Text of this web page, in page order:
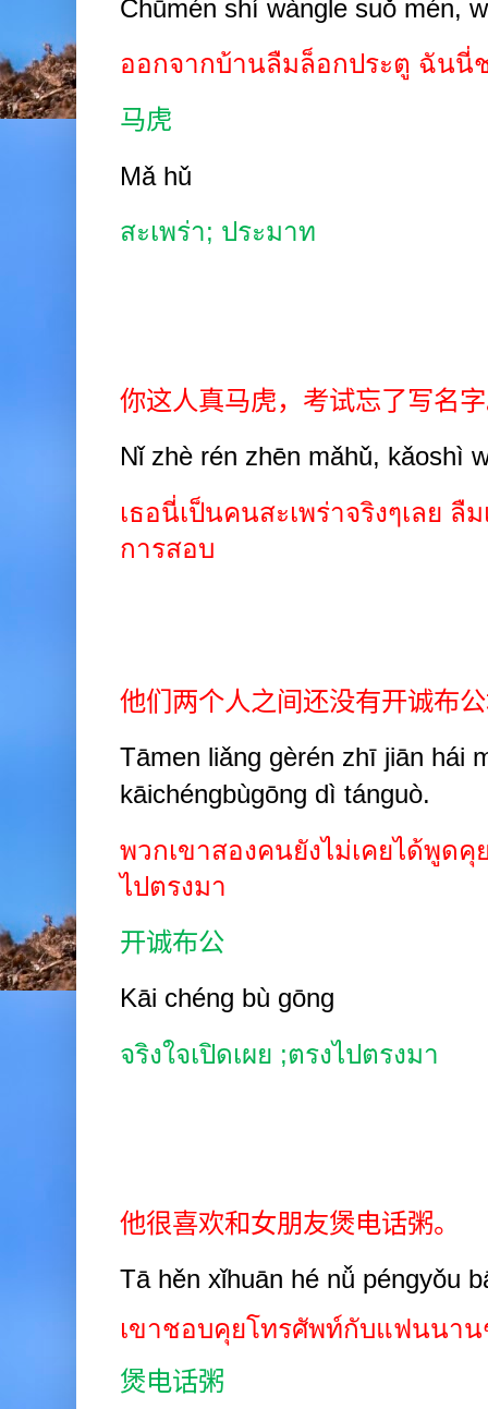
Chūmén shí wàngle suǒ mén,
ออกจากบ้านลืมล็อกประตู ฉันนี่ช่
马虎
Mǎ hǔ
สะเพร่า; ประมาท
你这人真马虎，考试忘了写名
Nǐ zhè rén zhēn mǎhǔ, kǎoshì
เธอนี่เป็นคนสะเพร่าจริงๆเลย
การสอบ
他们两个人之间还没有开诚布
Tāmen liǎng gèrén zhī jiān hái
kāichéngbùgōng dì tánguò.
พวกเขาสองคนยังไม่เคยได้พูดคุ
ไปตรงมา
开诚布公
Kāi chéng bù gōng
จริงใจเปิดเผย ;ตรงไปตรงมา
他很喜欢和女朋友煲电话粥。
Tā hěn xǐhuān hé nǚ péngyǒu
เขาชอบคุยโทรศัพท์กับแฟนนาน
煲电话粥